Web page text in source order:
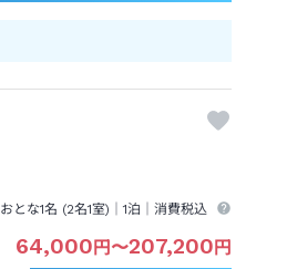
おとな1名 (2名1室)｜1泊 ｜消費税込
64,000円〜207,200円